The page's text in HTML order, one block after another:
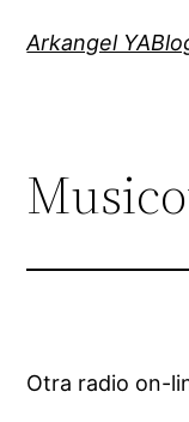
Arkangel
Otra radio on-